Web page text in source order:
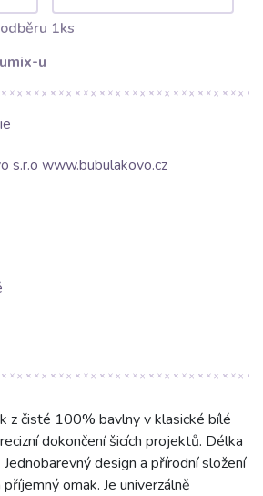
1ks
u
s.r.o www.bubulakovo.cz
z čisté 100% bavlny v klasické bílé
dokončení šicích projektů. Délka
design a přírodní složení
omak. Je univerzálně